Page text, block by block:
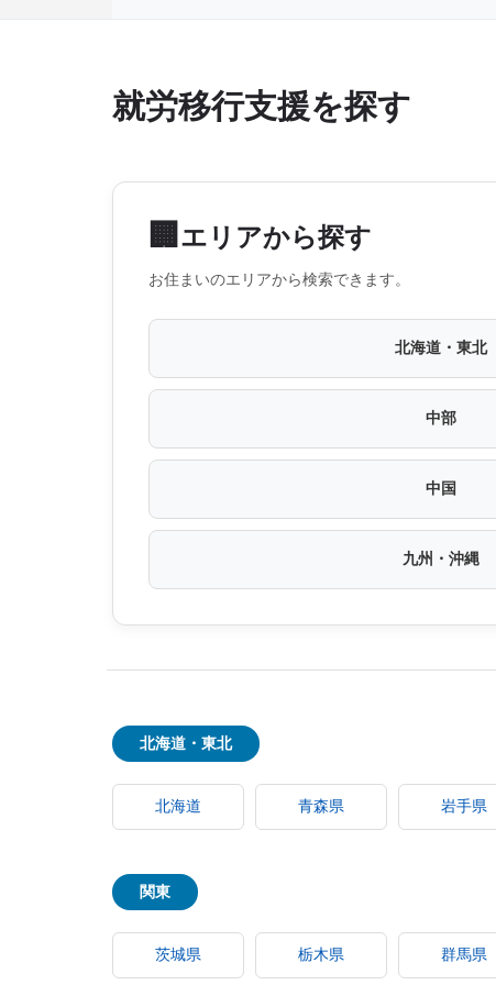
就労移行支援を探す
🏢 エリアから探す
お住まいのエリアから検索できます。
北海道・東北
中部
中国
九州・沖縄
北海道・東北
北海道 青森県 岩手県
関東
茨城県 栃木県 群馬県